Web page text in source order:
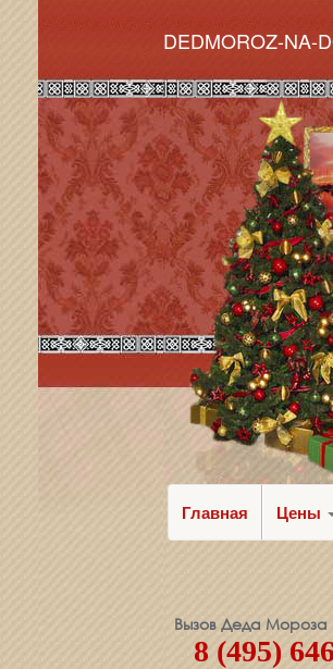
DEDMOROZ-NA-
Главная Цены
Вызов Деда Мороза
8 (495)